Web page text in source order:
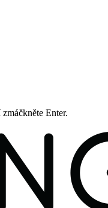
Enter.